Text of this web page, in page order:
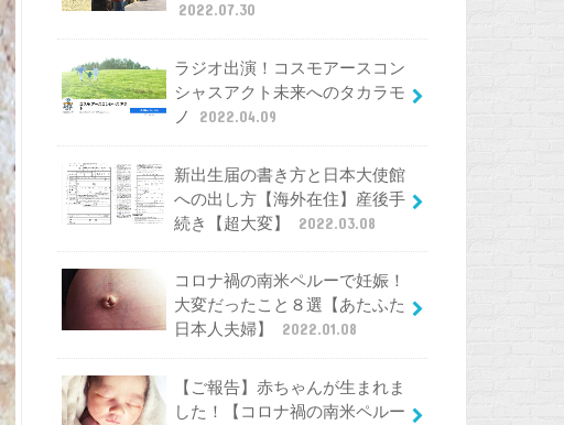
2022.07.30
ラジオ出演！コスモアースコン
シャスアクト未来へのタカラモ
ノ
2022.04.09
新出生届の書き方と日本大使館
への出し方【海外在住】産後手
続き【超大変】
2022.03.08
コロナ禍の南米ペルーで妊娠！
大変だったこと８選【あたふた
日本人夫婦】
2022.01.08
【ご報告】赤ちゃんが生まれま
した！【コロナ禍の南米ペルー